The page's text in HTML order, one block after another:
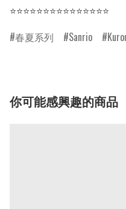
⭐⭐⭐⭐⭐⭐⭐⭐⭐⭐⭐⭐⭐⭐⭐
春夏系列
Sanrio
你可能感興趣的商品